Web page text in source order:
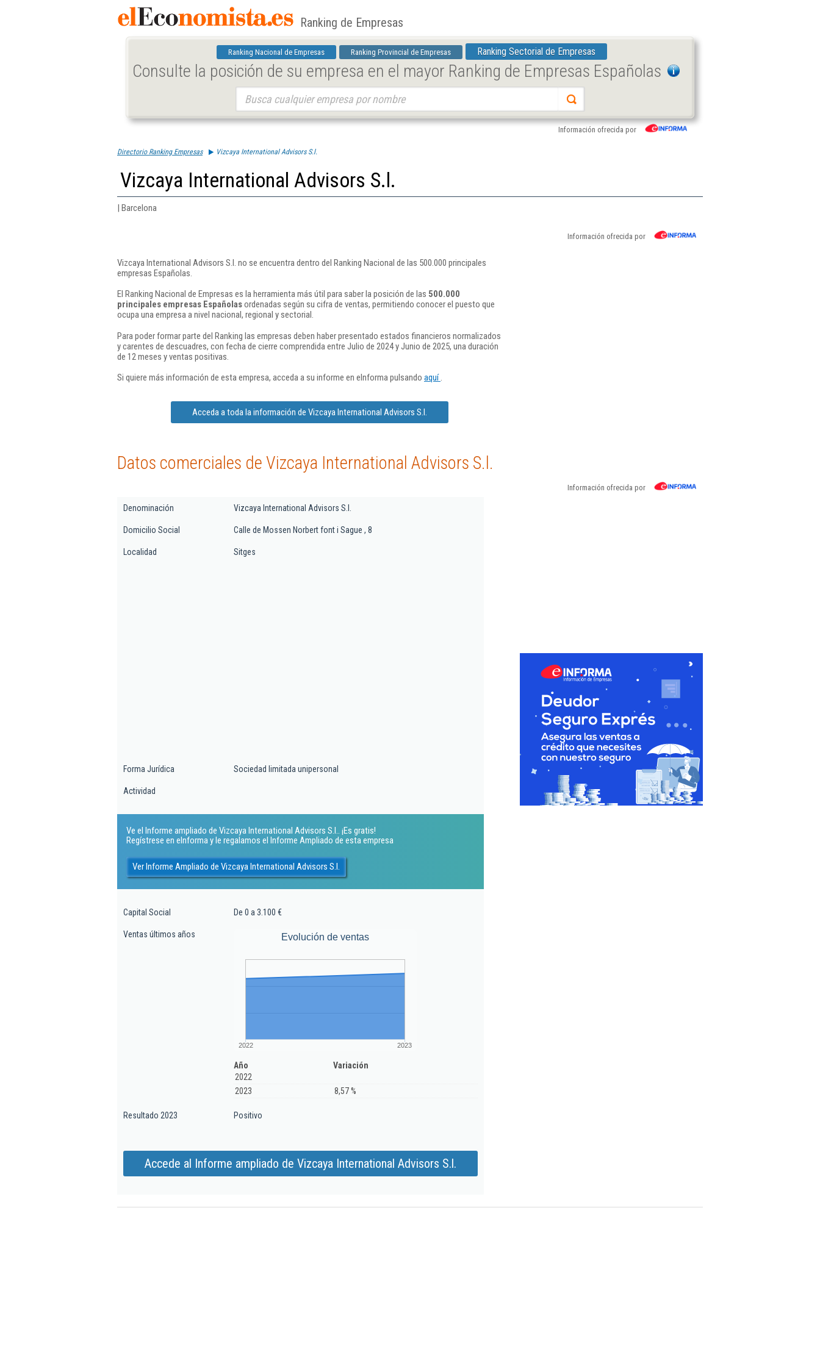
Ranking de Empresas
Ranking Nacional de Empresas Ranking Provincial de Empresas Ranking Sectorial de Empresas
Consulte la posición de su empresa en el mayor Ranking de Empresas Españolas
Información ofrecida por
Directorio Ranking Empresas Vizcaya International Advisors S.l.
Vizcaya International Advisors S.l.
| Barcelona
Información ofrecida por
Vizcaya International Advisors S.l. no se encuentra dentro del Ranking Nacional de las 500.000 principales
empresas Españolas.
El Ranking Nacional de Empresas es la herramienta más útil para saber la posición de las 500.000
principales empresas Españolasordenadas según su cifra de ventas, permitiendo conocer el puesto que
ocupa una empresa a nivel nacional, regional y sectorial.
Para poder formar parte del Ranking las empresas deben haber presentado estados financieros normalizados
y carentes de descuadres, con fecha de cierre comprendida entre Julio de 2024 y Junio de 2025, una duración
de 12 meses y ventas positivas.
Si quiere más información de esta empresa, acceda a su informe en eInforma pulsando aquí.
Acceda a toda la información de Vizcaya International Advisors S.l.
Datos comerciales de Vizcaya International Advisors S.l.
Información ofrecida por
Denominación Vizcaya International Advisors S.l.
Domicilio Social Calle de Mossen Norbert font i Sague , 8
Localidad Sitges
Forma Jurídica Sociedad limitada unipersonal
Actividad
Ve el Informe ampliado de Vizcaya International Advisors S.l.. ¡Es gratis!
Regístrese en eInforma y le regalamos el Informe Ampliado de esta empresa
Ver Informe Ampliado de Vizcaya International Advisors S.l.
Capital Social De 0 a 3.100 €
Ventas últimos años Evolución de ventas
2022 2023
Año
Variación
2022
2023
8,57 %
Resultado 2023 Positivo
Accede al Informe ampliado de Vizcaya International Advisors S.l.